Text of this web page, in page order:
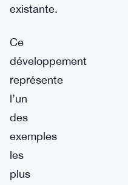
existante.
Ce
développement
représente
l’un
des
exemples
les
plus